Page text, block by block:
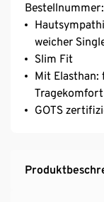
weicher
Slim Fit
Mit Elasthan:
Tragekomfort
GOTS